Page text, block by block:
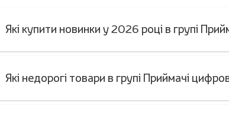
Які купити новинки у 2026 році в групі
Які недорогі товари в групі Приймачі